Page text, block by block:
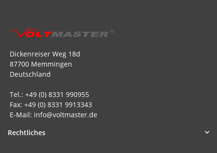
Dickenreiser Weg 18d
87700 Memmingen
Deutschland
Tel.: +49 (0) 8331 990955
Fax: +49 (0) 8331 9913343
E-Mail: info@voltmaster.de
Rechtliches